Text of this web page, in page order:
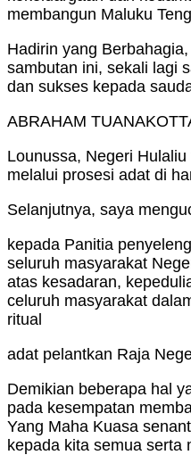
membangun Maluku
Hadirin yang
sambutan ini, sekali lagi
dan sukses kepada
ABRAHAM
Lounussa, Negeri
melalui prosesi adat di
Selanjutnya, saya
kepada Panitia
seluruh masyarakat
atas kesadaran,
celuruh masyarakat
ritual
adat pelantkan Raja
Demikian beberapa hal
pada kesempatan
Yang Maha Kuasa
kepada kita semua serta